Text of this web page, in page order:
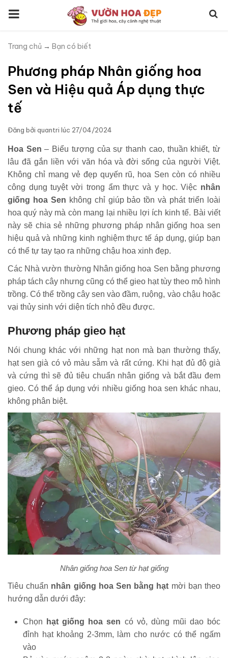
Trang chủ → Bạn có biết
Phương pháp Nhân giống hoa
Sen và Hiệu quả Áp dụng thực
tế
Đăng bởi quantri lúc 27/04/2024
Hoa Sen – Biểu tượng của sự thanh cao, thuần khiết, từ
lâu đã gắn liền với văn hóa và đời sống của người Việt.
Không chỉ mang vẻ đẹp quyến rũ, hoa Sen còn có nhiều
công dụng tuyệt vời trong ẩm thực và y học. Việc nhân
giống hoa Sen không chỉ giúp bảo tồn và phát triển loài
hoa quý này mà còn mang lại nhiều lợi ích kinh tế. Bài viết
này sẽ chia sẻ những phương pháp nhân giống hoa sen
hiệu quả và những kinh nghiệm thực tế áp dụng, giúp bạn
có thể tự tay tạo ra những chậu hoa xinh đẹp.
Các Nhà vườn thường Nhân giống hoa Sen bằng phương
pháp tách cây nhưng cũng có thể gieo hạt tùy theo mô hình
trồng. Có thể trồng cây sen vào đầm, ruộng, vào chậu hoặc
vại thủy sinh với diện tích nhỏ đều được.
Phương pháp gieo hạt
Nói chung khác với những hạt non mà bạn thường thấy,
hạt sen già có vỏ màu sẫm và rất cứng. Khi hạt đủ độ già
và cứng thì sẽ đủ tiêu chuẩn nhân giống và bắt đầu đem
gieo. Có thể áp dụng với nhiều giống hoa sen khác nhau,
không phân biệt.
Nhân giống hoa Sen từ hạt giống
Tiêu chuẩn nhân giống hoa Sen bằng hạt mời bạn theo
hướng dẫn dưới đây:
Chọn hạt giống hoa sen có vỏ, dùng mũi dao bóc
đỉnh hạt khoảng 2-3mm, làm cho nước có thể ngấm
vào